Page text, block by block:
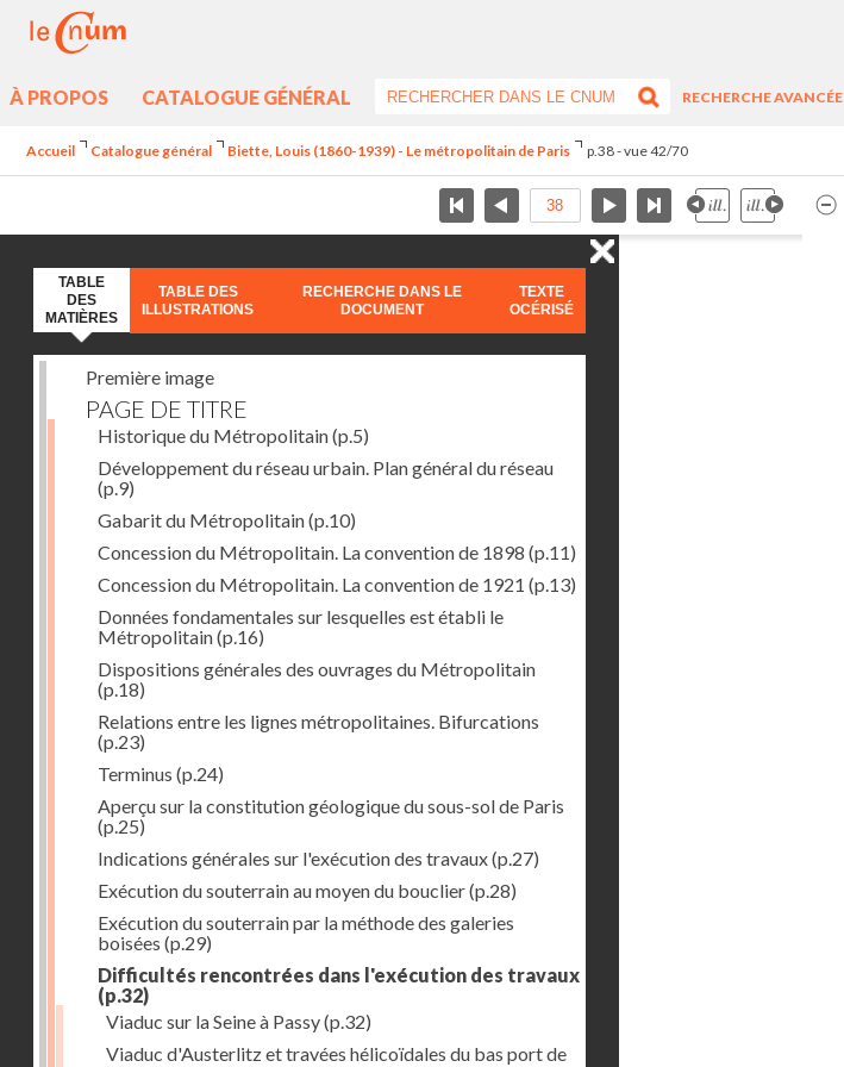
À PROPOS CATALOGUE GÉNÉRAL
RECHERCHE AVANCÉE
Accueil Catalogue général Biette, Louis (1860-1939) - Le métropolitain de Paris p.38 - vue 42/70
TABLE
DES
MATIÈRES
TABLE DES
ILLUSTRATIONS
RECHERCHE DANS LE
DOCUMENT
TEXTE
OCÉRISÉ
Première image
PAGE DE TITRE
Historique du Métropolitain(p.5)
Développement du réseau urbain. Plan général du réseau
(p.9)
Gabarit du Métropolitain(p.10)
Concession du Métropolitain. La convention de 1898 (p.11)
Concession du Métropolitain. La convention de 1921 (p.13)
Données fondamentales sur lesquelles est établi le
Métropolitain(p.16)
Dispositions générales des ouvrages du Métropolitain
(p.18)
Relations entre les lignes métropolitaines. Bifurcations
(p.23)
Terminus (p.24)
Aperçu sur la constitution géologique du sous-sol de Paris
(p.25)
Indications générales sur l'exécution des travaux(p.27)
Exécution du souterrain au moyen du bouclier(p.28)
Exécution du souterrain par la méthode des galeries
boisées (p.29)
Difficultés rencontrées dans l'exécution des travaux
(p.32)
Viaduc sur la Seine à Passy(p.32)
Viaduc d'Austerlitz et travées hélicoïdales du bas port de